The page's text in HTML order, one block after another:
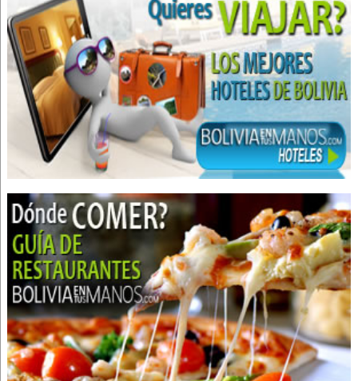
Vajillas
Alquiler de Carpas para Eventos
Equipamiento para eventos
Decoración para Eventos
Muebles de Melamina
Portones
Puertas
Puertas de Aluminio
Tinglados
Ventanas de Aluminio
Catering
Eventos
Matrimonios
Servicio de Catering
Organizador de eventos sociales
Decoraciones
Cumpleaños